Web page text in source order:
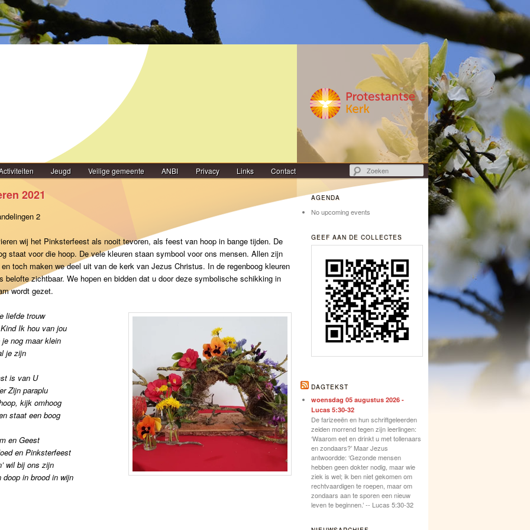
Jeugd Veilige gemeente ANBI Privacy Links Contact Zoeken
2021
2
wij het Pinksterfeest als nooit tevoren, als feest van hoop in bange tijden. De
staat voor die hoop. De vele kleuren staan symbool voor ons mensen. Allen zijn
toch maken we deel uit van de kerk van Jezus Christus. In de regenboog kleuren
belofte zichtbaar. We hopen en bidden dat u door deze symbolische schikking in
wordt gezet.
liefde trouw
Ik hou van jou
nog maar klein
je zijn
is van U
Zijn paraplu
kijk omhoog
staat een boog
en Geest
en Pinksterfeest
wil bij ons zijn
doop in brood in wijn
AGENDA
No upcoming events
GEEF AAN DE COLLECTES
DAGTEKST
woensdag 05 augustus 2026 -
Lucas 5:30-32
De farizeeën en hun schriftgeleerden
zeiden morrend tegen zijn leerlingen:
‘Waarom eet en drinkt u met tollenaars
en zondaars?’ Maar Jezus
antwoordde: ‘Gezonde mensen
hebben geen dokter nodig, maar wie
ziek is wel; ik ben niet gekomen om
rechtvaardigen te roepen, maar om
zondaars aan te sporen een nieuw
leven te beginnen.’ -- Lucas 5:30-32